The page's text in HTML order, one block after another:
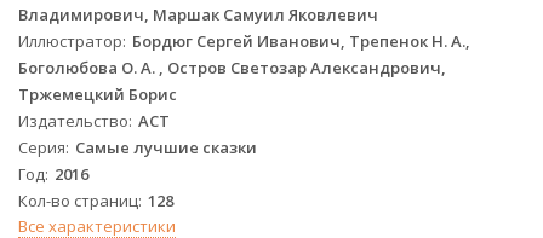
Владимирович, Маршак Самуил Яковлевич
Иллюстратор Бордюг Сергей Иванович, Трепенок Н. А.,
Боголюбова О. А. , Остров Светозар Александрович,
Тржемецкий Борис
Издательство АСТ
Серия Самые лучшие сказки
Год 2016
Кол-во страниц 128
Все характеристики